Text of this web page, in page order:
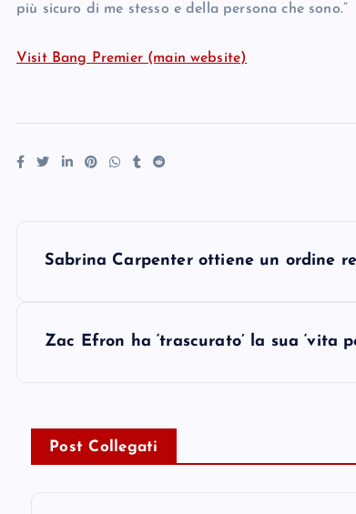
più sicuro di me stesso e della persona che sono.”
Visit Bang Premier (main website)
Sabrina Carpenter ottiene un ordine
Zac Efron ha ‘trascurato’ la sua ‘vita
Post Collegati